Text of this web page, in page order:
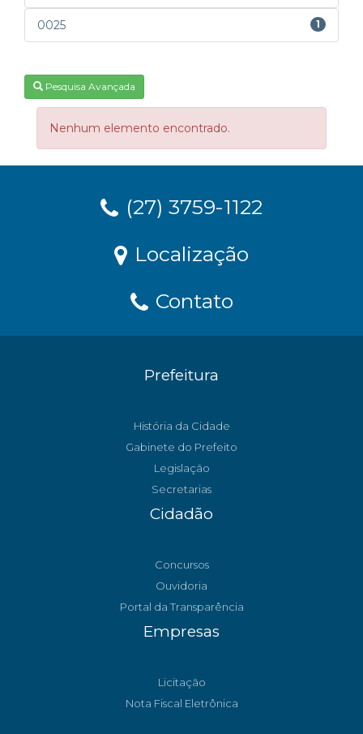
0025 1
Pesquisa Avançada
Nenhum elemento encontrado.
(27) 3759-1122
Localização
Contato
Prefeitura
História da Cidade
Gabinete do Prefeito
Legislação
Secretarias
Cidadão
Concursos
Ouvidoria
Portal da Transparência
Empresas
Licitação
Nota Fiscal Eletrônica